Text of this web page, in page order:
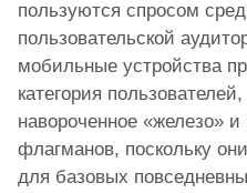
пользуются спросом
пользовательской
мобильные устройства
категория
навороченное «железо»
флагманов, поскольку
для базовых